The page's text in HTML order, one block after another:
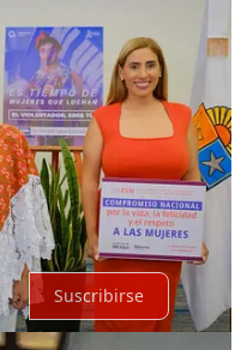
Suscribirse
∙Términos∙Aviso